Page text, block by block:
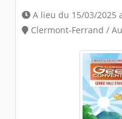
A lieu du 15/03/2025
Clermont-Ferrand /